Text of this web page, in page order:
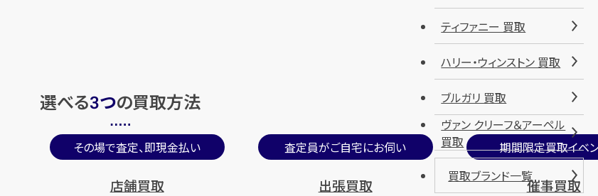
選べる3つの買取方法
その場で査定、即現金払い
店舗買取
査定員がご自宅にお伺い
出張買取
期間限定買取イベ
催事買取
ティファニー 買取
ハリー・ウィンストン 買取
ブルガリ 買取
ヴァン クリーフ＆アーペル
買取
買取ブランド一覧